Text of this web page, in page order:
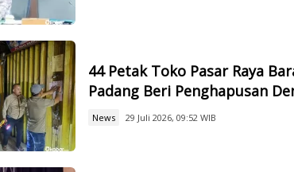
44 Petak Toko Pasar Raya
Padang Beri Penghapusan
News 29 Juli 2026, 09:52 WIB